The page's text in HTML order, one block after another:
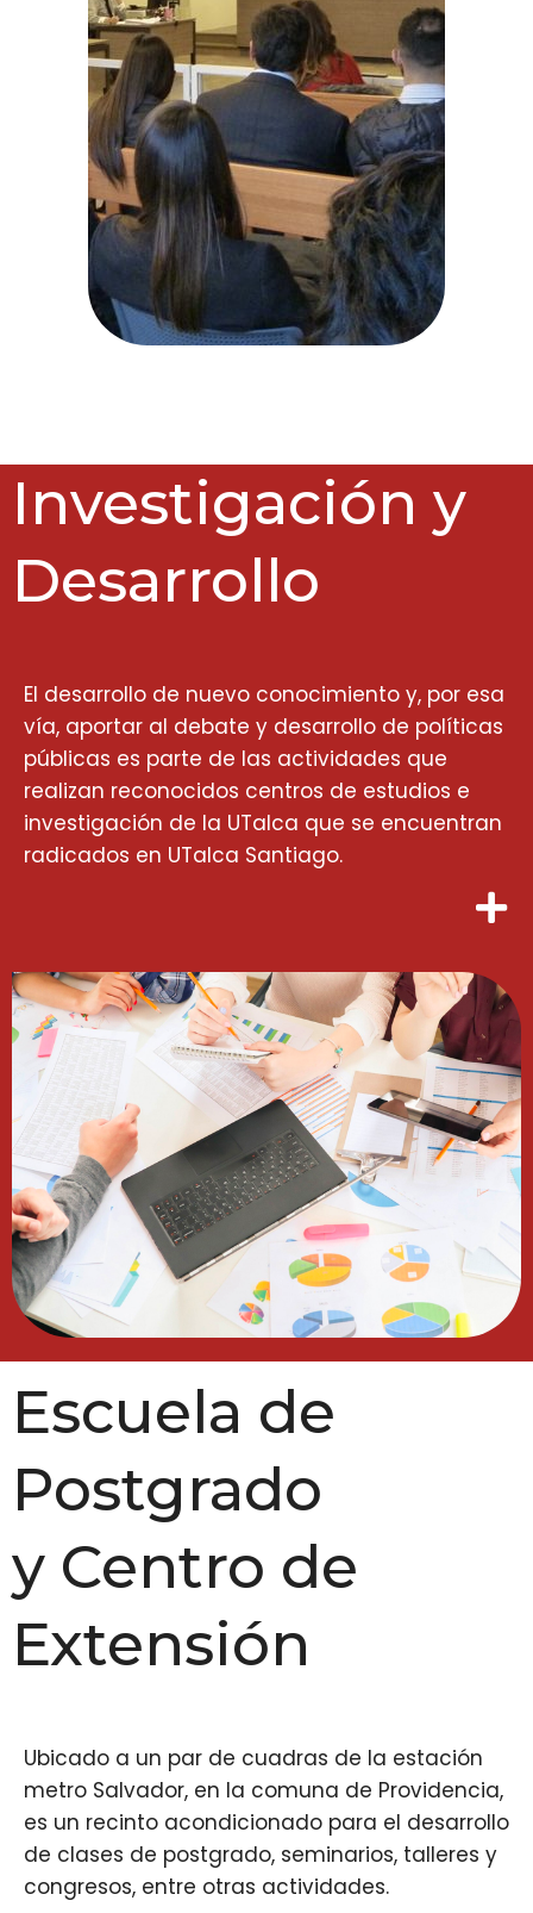
Investigación y
Desarrollo
El desarrollo de nuevo conocimiento y, por esa
vía, aportar al debate y desarrollo de políticas
públicas es parte de las actividades que
realizan reconocidos centros de estudios e
investigación de la UTalca que se encuentran
radicados en UTalca Santiago.
Escuela de
Postgrado
y Centro de
Extensión
Ubicado a un par de cuadras de la estación
metro Salvador, en la comuna de Providencia,
es un recinto acondicionado para el desarrollo
de clases de postgrado, seminarios, talleres y
congresos, entre otras actividades.